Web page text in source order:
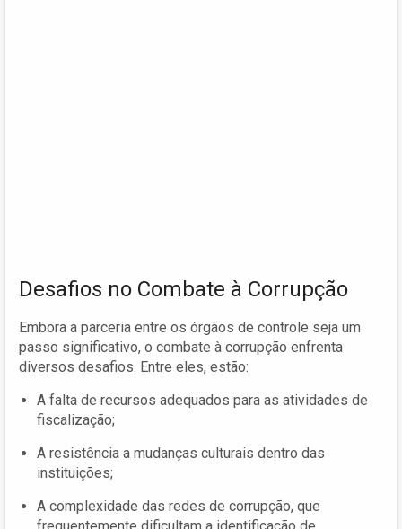
Desafios no Combate à Corrupção
Embora a parceria entre os órgãos de controle seja um
passo significativo, o combate à corrupção enfrenta
diversos desafios. Entre eles, estão:
A falta de recursos adequados para as atividades de
fiscalização;
A resistência a mudanças culturais dentro das
instituições;
A complexidade das redes de corrupção, que
frequentemente dificultam a identificação de